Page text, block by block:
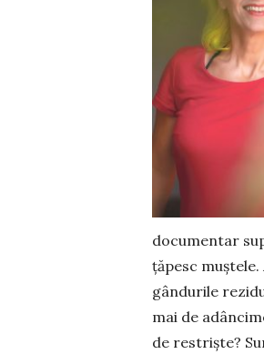
documentar
țăpesc
gându­rile
mai de
de res­triște?